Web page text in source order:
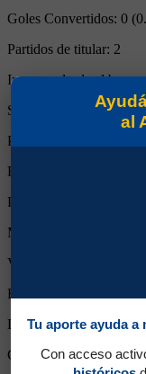
Goles Convertidos: 0
Partidos de titular: 2
Ingresos desde el
Suplente:
Partidos completos:
Expulsiones:
Partidos reemplazado:
Minutos Disputados:
Victorias:
Empates:
Derrotas:2
Goles de Boca:4
al
Tu aporte ayuda a
Con acceso